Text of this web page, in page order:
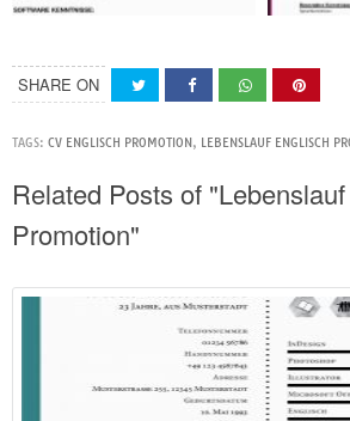
SHARE ON
TAGS: CV ENGLISCH PROMOTION , LEBENSLAUF ENGLISCH
Related Posts of
Promotion"